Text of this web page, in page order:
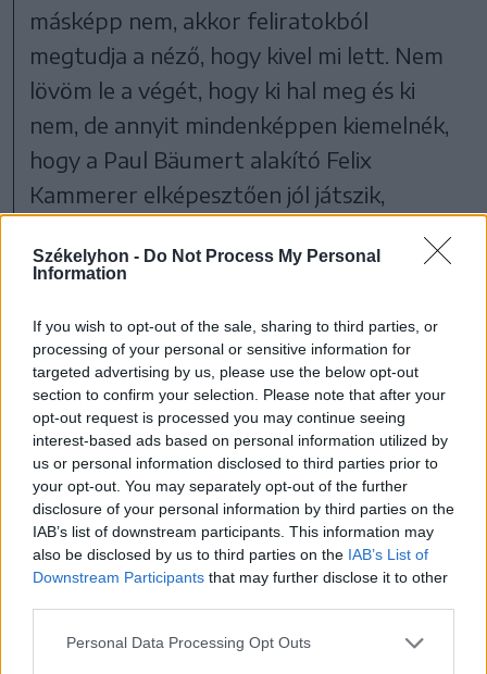
Székelyhon - Do Not Process My Personal
Information
If you wish to opt-out of the sale, sharing to third parties, or
processing of your personal or sensitive information for
targeted advertising by us, please use the below opt-out
section to confirm your selection. Please note that after your
opt-out request is processed you may continue seeing
interest-based ads based on personal information utilized by
us or personal information disclosed to third parties prior to
your opt-out. You may separately opt-out of the further
disclosure of your personal information by third parties on the
IAB’s list of downstream participants. This information may
also be disclosed by us to third parties on the IAB’s List of
Downstream Participants that may further disclose it to other
Personal Data Processing Opt Outs
másképp nem, akkor feliratokból
megtudja a néző, hogy kivel mi lett. Nem
lövöm le a végét, hogy ki hal meg és ki
nem, de annyit mindenképpen kiemelnék,
hogy a Paul Bäumert alakító Felix
Kammerer elképesztően jól játszik,
Stanislaus Katczinskyt alakító Albrecht
a filmből: míg Paul tanulni vágyó fiatal,
Kat egy egyszerű cipész, akinek az olvasás
is nehezen megy, ám megállapításai
szerfölött kemények és sokatmondóak.